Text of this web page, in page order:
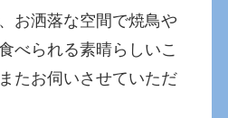
お洒落な空間で焼鳥や
べられる素晴らしいこ
たお伺いさせていただ